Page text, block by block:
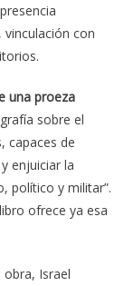
con
una proeza
sobre el
capaces de
enjuiciar la
político y militar”.
ofrece ya esa
Israel